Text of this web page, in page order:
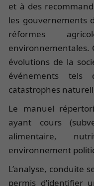
et à des
les gouvernements
réformes
environnementales.
évolutions de la
événements
catastrophes
Le manuel
ayant cours
alimentaire,
environnement
L’analyse, conduite
permis d’identifier